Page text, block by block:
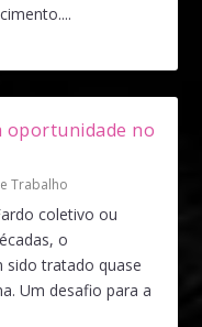
oportunidade no
Trabalho
coletivo ou
o
sido tratado quase
Um desafio para a